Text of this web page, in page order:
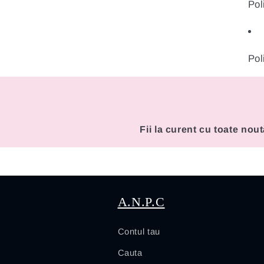
Fii la curent cu toate
A.N.P.C
Contul tau
Cauta